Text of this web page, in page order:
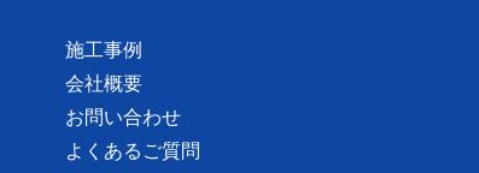
施工事例
会社概要
お問い合わせ
よくあるご質問